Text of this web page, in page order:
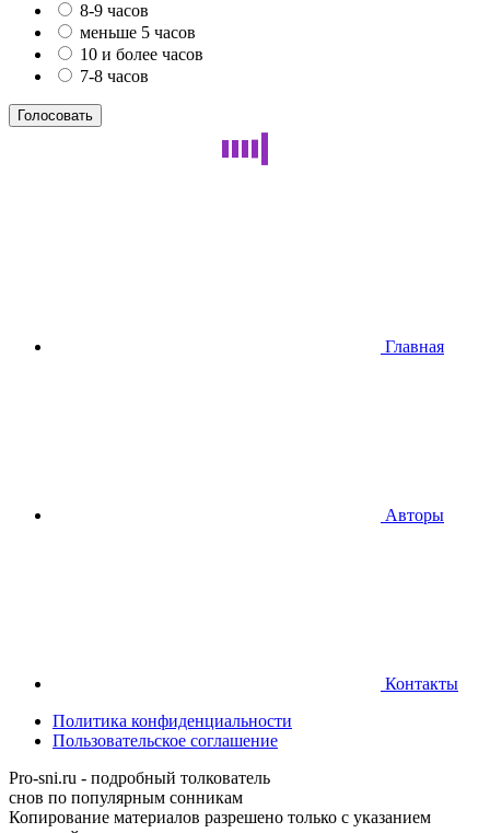
8-9 часов
меньше 5 часов
10 и более часов
7-8 часов
Главная
Авторы
Контакты
Политика конфиденциальности
Пользовательское соглашение
Pro-sni.ru - подробный толкователь
снов по популярным сонникам
Копирование материалов разрешено только с указанием